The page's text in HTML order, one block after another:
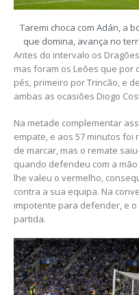
Taremi choca com Adán, a
que domina, avança no
Antes do intervalo os
mas foram os Leões que por
pés, primeiro por Trincão, e
ambas as ocasiões Diogo
Na metade complementar
empate, e aos 57 minutos
de marcar, mas o remate
quando defendeu com a
lhe valeu o vermelho,
contra a sua equipa. Na
impotente para defender, e o
partida.